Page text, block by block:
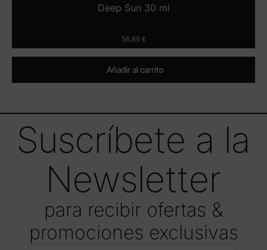
Deep Sun 30 ml
56,89 €
Añadir al carrito
Suscríbete a la
Newsletter
para recibir ofertas &
promociones exclusivas